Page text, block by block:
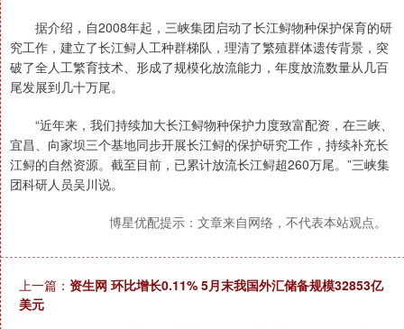
据介绍，自2008年起，三峡集团启动了长江鲟物种保护保育的研
究工作，建立了长江鲟人工种群梯队，理清了繁殖群体遗传背景，突
破了全人工繁育技术、形成了规模化放流能力，年度放流数量从几百
尾发展到几十万尾。
“近年来，我们持续加大长江鲟物种保护力度致富配资，在三峡、
宜昌、向家坝三个基地同步开展长江鲟的保护研究工作，持续补充长
江鲟的自然资源。截至目前，已累计放流长江鲟超260万尾。”三峡集
团科研人员吴川说。
博星优配提示：文章来自网络，不代表本站观点。
上一篇： 资生网 环比增长0.11% 5月末我国外汇储备规模32853亿
美元